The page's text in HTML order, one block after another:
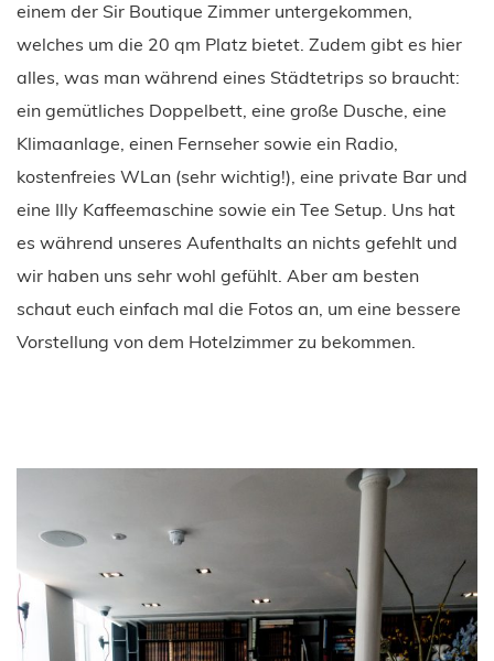
einem der Sir Boutique Zimmer untergekommen,
welches um die 20 qm Platz bietet. Zudem gibt es hier
alles, was man während eines Städtetrips so braucht:
ein gemütliches Doppelbett, eine große Dusche, eine
Klimaanlage, einen Fernseher sowie ein Radio,
kostenfreies WLan (sehr wichtig!), eine private Bar und
eine Illy Kaffeemaschine sowie ein Tee Setup. Uns hat
es während unseres Aufenthalts an nichts gefehlt und
wir haben uns sehr wohl gefühlt. Aber am besten
schaut euch einfach mal die Fotos an, um eine bessere
Vorstellung von dem Hotelzimmer zu bekommen.